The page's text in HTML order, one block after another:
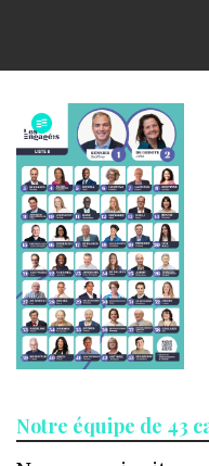
Notre équipe de 43